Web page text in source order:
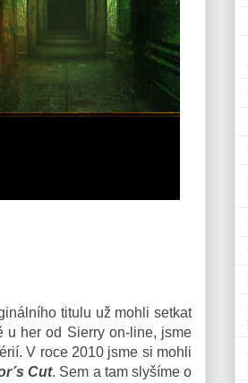
titulu už mohli setkat
u her od Sierry on-line, jsme
V roce 2010 jsme si mohli
Cut. Sem a tam slyšíme o